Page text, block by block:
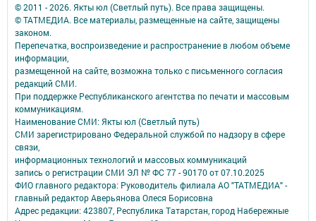
© 2011 - 2026. Якты юл (Светлый путь). Все права защищены.
© ТАТМЕДИА. Все материалы, размещенные на сайте, защищены
законом.
Перепечатка, воспроизведение и распространение в любом объеме
информации,
размещенной на сайте, возможна только с письменного согласия
редакций СМИ.
При поддержке Республиканского агентства по печати и массовым
коммуникациям.
Наименование СМИ: Якты юл (Светлый путь)
СМИ зарегистрировано Федеральной службой по надзору в сфере
связи,
информационных технологий и массовых коммуникаций
запись о регистрации СМИ ЭЛ № ФС 77 - 90170 от 07.10.2025
ФИО главного редактора: Руководитель филиала АО "ТАТМЕДИА" -
главный редактор Аверьянова Олеся Борисовна
Адрес редакции: 423807, Республика Татарстан, город Набережные